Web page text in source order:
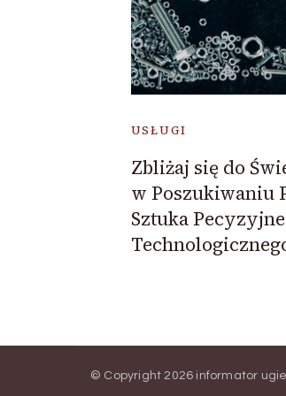
USŁUGI
Zbliżaj się do
w Poszukiwaniu
Sztuka
© Copyright 2026 informator